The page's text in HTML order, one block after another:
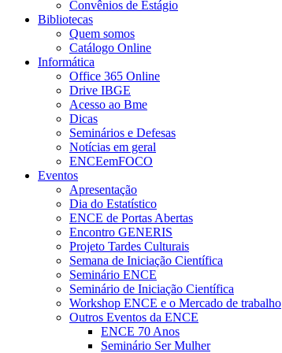
Convênios de Estágio
Bibliotecas
Quem somos
Catálogo Online
Informática
Office 365 Online
Drive IBGE
Acesso ao Bme
Dicas
Seminários e Defesas
Notícias em geral
ENCEemFOCO
Eventos
Apresentação
Dia do Estatístico
ENCE de Portas Abertas
Encontro GENERIS
Projeto Tardes Culturais
Semana de Iniciação Científica
Seminário ENCE
Seminário de Iniciação Científica
Workshop ENCE e o Mercado de trabalho
Outros Eventos da ENCE
ENCE 70 Anos
Seminário Ser Mulher